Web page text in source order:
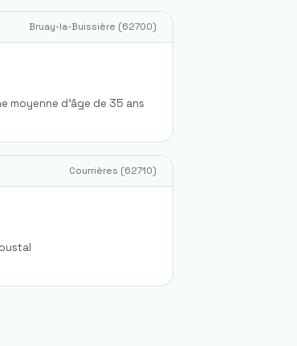
Bruay-la-Buissière (62700)
moyenne d'âge de 35 ans
Courrières (62710)